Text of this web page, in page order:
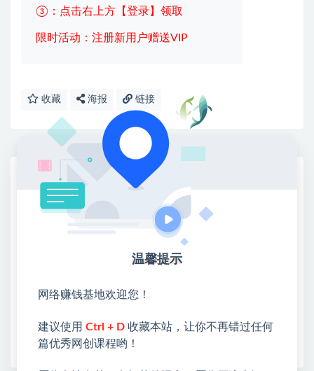
③：点击右上方【登录】领取
限时活动：注册新用户赠送VIP
收藏 海报 链接
网赚基地简介
站长微信：无
❤本站：本站整合多方资源站，主要面向互联网创业
类&副业类，资源丰富 物超所值。
❤能助您：找项目 + 低成本创业 + 减少信息差 + 见识
❤本站为众多团队提供了重要价值，也为众多创业者
❤如果您也依存于互联网，欢迎加入本站会员，将尽
早为您提供丰盛价值。祝您前程似锦！
温馨提示
网络赚钱基地欢迎您！
建议使用 Ctrl + D 收藏本站，让你不再错过任何
篇优秀网创课程哟！